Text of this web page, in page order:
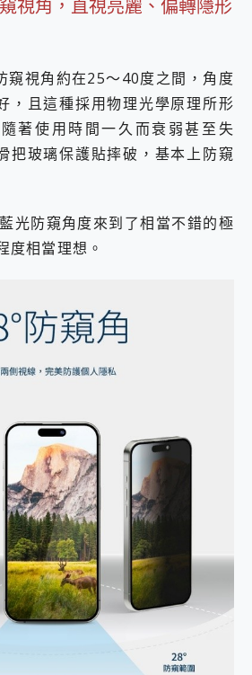
視角，直視亮麗、偏轉隱形
窺視角約在25～40度之間，角度
，且這種採用物理光學原理所形
著使用時間一久而衰弱甚至失
把玻璃保護貼摔破，基本上防窺
光防窺角度來到了相當不錯的極
度相當理想。